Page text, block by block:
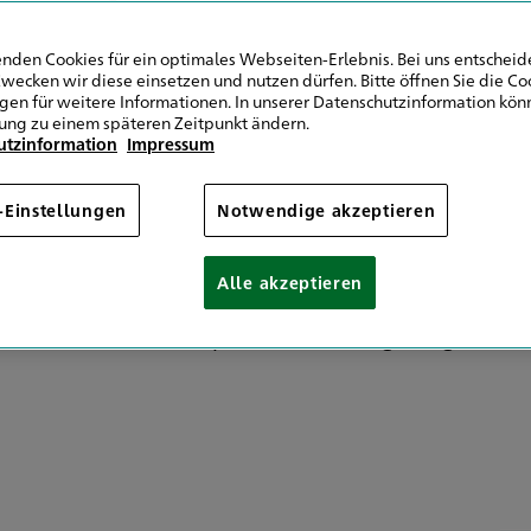
Wir stellen uns vor!
steht ein erfahrenes und engagiertes Team,
und auf Augenhöhe zu begleiten. Mit
einem starken Innendienst sorgen wir für
– vom ersten Gespräch bis zur langfristigen
Cookies für ein optimales Webseiten-Erlebnis. Bei uns
wir diese einsetzen und nutzen dürfen. Bitte öffnen Sie die
für weitere Informationen. In unserer Datenschutzinformation
zu einem späteren Zeitpunkt ändern.
Impressum
Einstellungen Notwendige akzeptieren
Alle akzeptieren